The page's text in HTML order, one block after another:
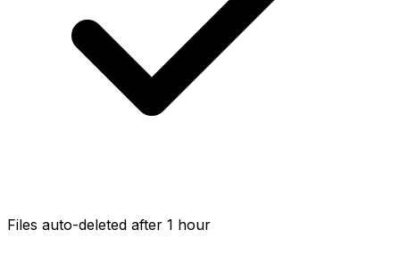
Files auto-deleted after 1 hour